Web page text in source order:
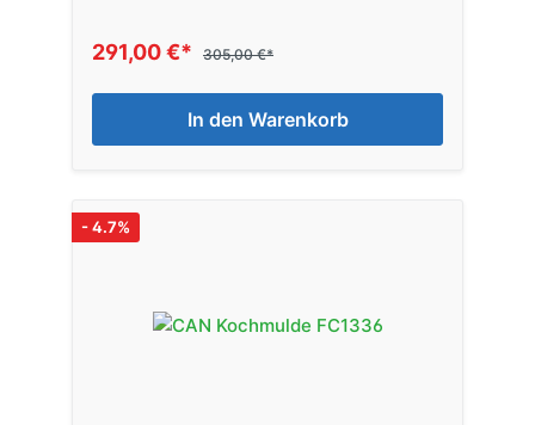
291,00 €* 305,00 €*
In den Warenkorb
- 4.7%